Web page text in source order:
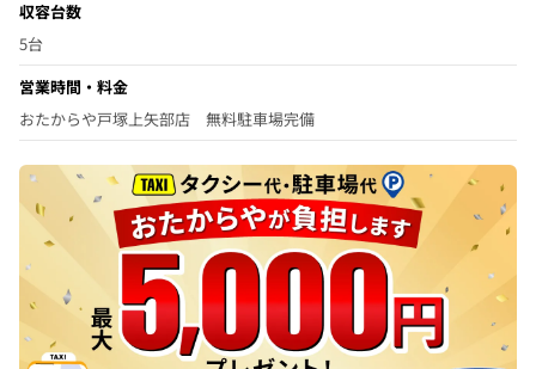
収容台数
5台
営業時間・料金
おたからや戸塚上矢部店 無料駐車場完備